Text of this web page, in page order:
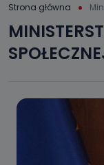
Strona główna